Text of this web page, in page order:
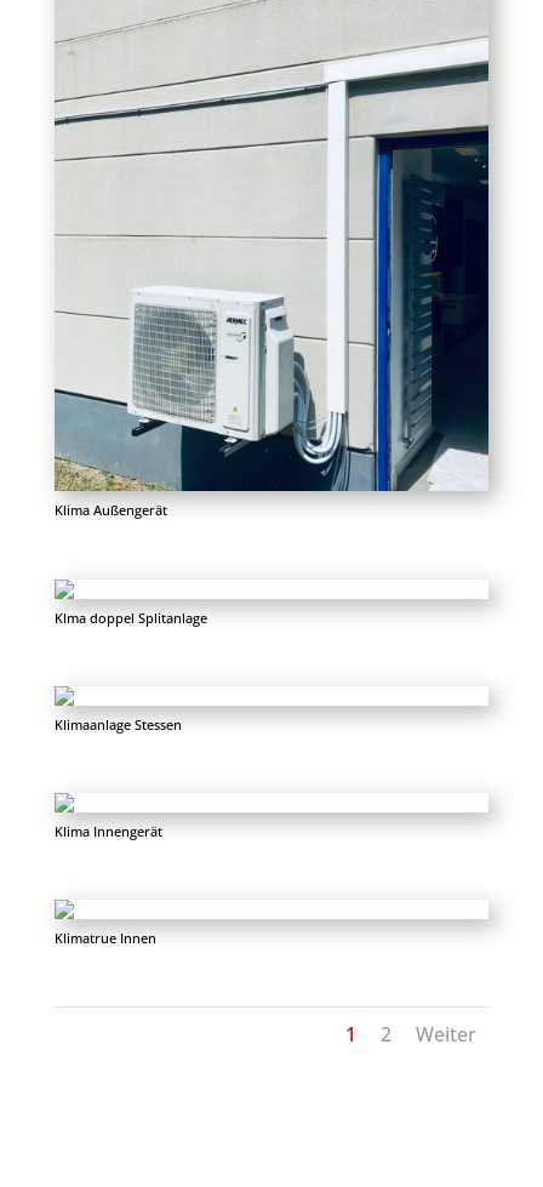
Klima Außengerät
Klma doppel Splitanlage
Klimaanlage Stessen
Klima Innengerät
Klimatrue Innen
1 2 Weiter